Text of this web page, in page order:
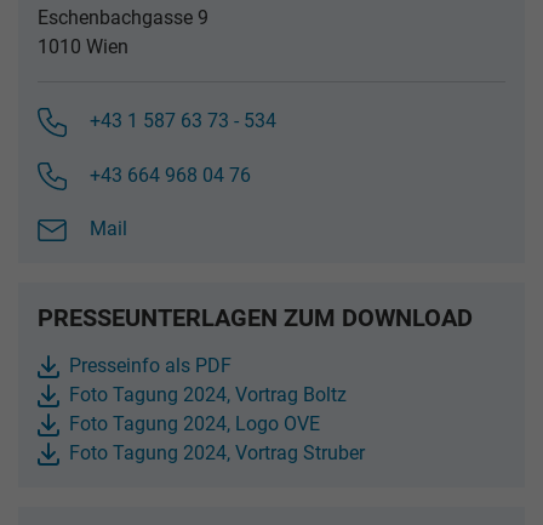
Eschenbachgasse 9
1010 Wien
+43 1 587 63 73 - 534
+43 664 968 04 76
Mail
PRESSEUNTERLAGEN ZUM DOWNLOAD
Presseinfo als PDF
Foto Tagung 2024, Vortrag Boltz
Foto Tagung 2024, Logo OVE
Foto Tagung 2024, Vortrag Struber